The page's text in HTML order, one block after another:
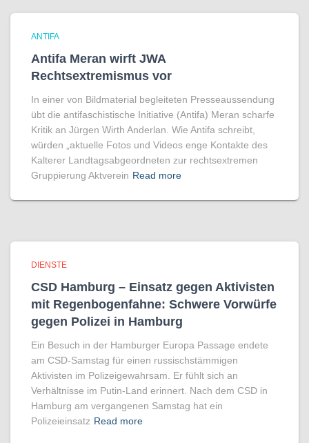
ANTIFA
Antifa Meran wirft JWA
Rechtsextremismus vor
In einer von Bildmaterial begleiteten Presseaussendung
übt die antifaschistische Initiative (Antifa) Meran scharfe
Kritik an Jürgen Wirth Anderlan. Wie Antifa schreibt,
würden „aktuelle Fotos und Videos enge Kontakte des
Kalterer Landtagsabgeordneten zur rechtsextremen
Gruppierung Aktverein Read more
DIENSTE
CSD Hamburg – Einsatz gegen Aktivisten
mit Regenbogen­fahne: Schwere Vorwürfe
gegen Polizei in Hamburg
Ein Besuch in der Hamburger Europa Passage endete
am CSD-Samstag für einen russischstämmigen
Aktivisten im Polizeigewahrsam. Er fühlt sich an
Verhältnisse im Putin-Land erinnert. Nach dem CSD in
Hamburg am vergangenen Samstag hat ein
Polizeieinsatz Read more